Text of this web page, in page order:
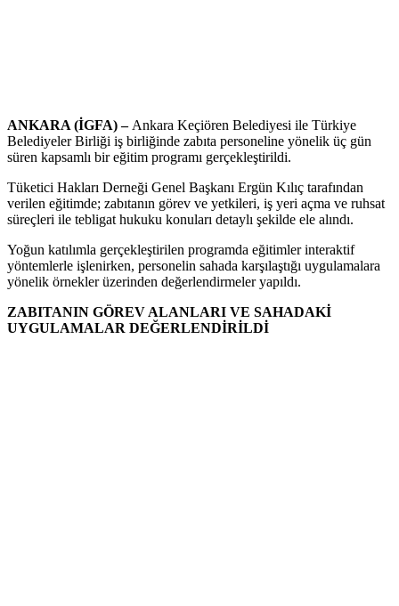
ANKARA (İGFA) – Ankara Keçiören Belediyesi ile Türkiye
Belediyeler Birliği iş birliğinde zabıta personeline yönelik üç gün
süren kapsamlı bir eğitim programı gerçekleştirildi.
Tüketici Hakları Derneği Genel Başkanı Ergün Kılıç tarafından
verilen eğitimde; zabıtanın görev ve yetkileri, iş yeri açma ve ruhsat
süreçleri ile tebligat hukuku konuları detaylı şekilde ele alındı.
Yoğun katılımla gerçekleştirilen programda eğitimler interaktif
yöntemlerle işlenirken, personelin sahada karşılaştığı uygulamalara
yönelik örnekler üzerinden değerlendirmeler yapıldı.
ZABITANIN GÖREV ALANLARI VE SAHADAKİ
UYGULAMALAR DEĞERLENDİRİLDİ